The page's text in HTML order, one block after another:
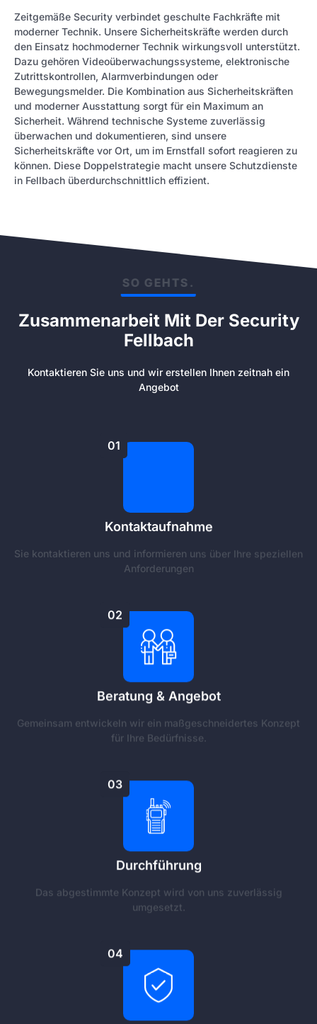
Zeitgemäße Security verbindet geschulte Fachkräfte mit
moderner Technik. Unsere Sicherheitskräfte werden durch
den Einsatz hochmoderner Technik wirkungsvoll unterstützt.
Dazu gehören Videoüberwachungssysteme, elektronische
Zutrittskontrollen, Alarmverbindungen oder
Bewegungsmelder. Die Kombination aus Sicherheitskräften
und moderner Ausstattung sorgt für ein Maximum an
Sicherheit. Während technische Systeme zuverlässig
überwachen und dokumentieren, sind unsere
Sicherheitskräfte vor Ort, um im Ernstfall sofort reagieren zu
können. Diese Doppelstrategie macht unsere Schutzdienste
in Fellbach überdurchschnittlich effizient.
SO GEHTS.
Zusammenarbeit Mit Der Security
Fellbach
Kontaktieren Sie uns und wir erstellen Ihnen zeitnah ein
Angebot
01
Kontaktaufnahme
Sie kontaktieren uns und informieren uns über Ihre speziellen
Anforderungen
02
Beratung & Angebot
Gemeinsam entwickeln wir ein maßgeschneidertes Konzept
für Ihre Bedürfnisse.
03
Durchführung
Das abgestimmte Konzept wird von uns zuverlässig
umgesetzt.
04